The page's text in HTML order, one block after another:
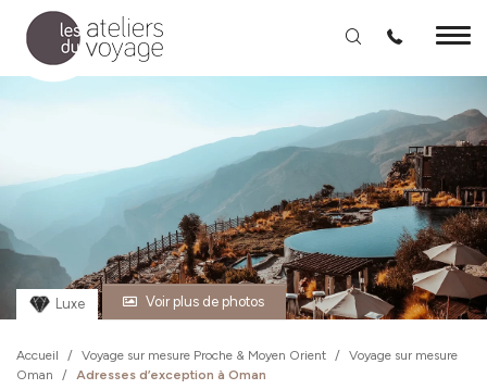
Aller au contenu principal
Luxe Voir plus de photos
Accueil / Voyage sur mesure Proche & Moyen Orient / Voyage sur mesure
Oman
/ Adresses d’exception à Oman